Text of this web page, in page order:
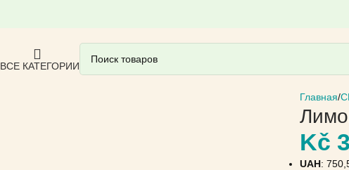
ВСЕ КАТЕГОРИИ
Главная
Kč
UAH: